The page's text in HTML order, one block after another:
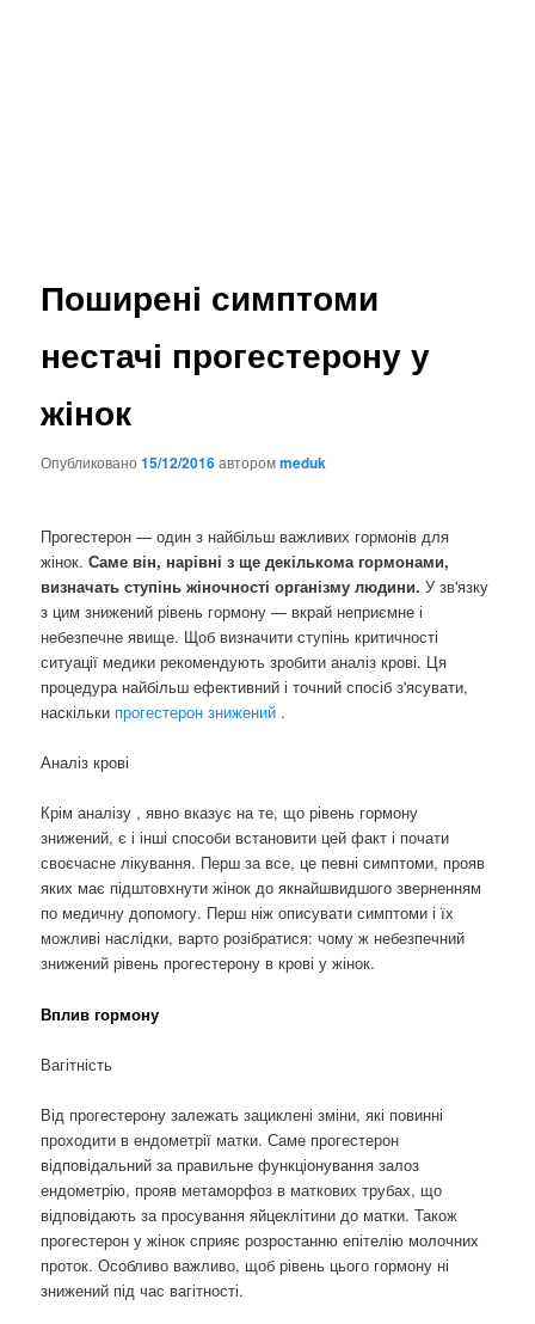
Поширені симптоми
нестачі прогестерону у
жінок
Опубликовано15/12/2016авторомmeduk
Прогестерон — один з найбільш важливих гормонів для
жінок.Саме він, нарівні з ще декількома гормонами,
визначать ступінь жіночності організму людини.У зв'язку
з цим знижений рівень гормону — вкрай неприємне і
небезпечне явище. Щоб визначити ступінь критичності
ситуації медики рекомендують зробити аналіз крові. Ця
процедура найбільш ефективний і точний спосіб з'ясувати,
наскільки прогестерон знижений .
Аналіз крові
Крім аналізу , явно вказує на те, що рівень гормону
знижений, є і інші способи встановити цей факт і почати
своєчасне лікування. Перш за все, це певні симптоми, прояв
яких має підштовхнути жінок до якнайшвидшого зверненням
по медичну допомогу. Перш ніж описувати симптоми і їх
можливі наслідки, варто розібратися: чому ж небезпечний
знижений рівень прогестерону в крові у жінок.
Вплив гормону
Вагітність
Від прогестерону залежать зациклені зміни, які повинні
проходити в ендометрії матки. Саме прогестерон
відповідальний за правильне функціонування залоз
ендометрію, прояв метаморфоз в маткових трубах, що
відповідають за просування яйцеклітини до матки. Також
прогестерон у жінок сприяє розростанню епітелію молочних
проток. Особливо важливо, щоб рівень цього гормону ні
знижений під час вагітності.